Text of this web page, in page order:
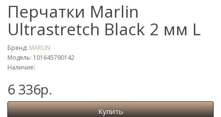
Перчатки Marlin
Ultrastretch Black 2 мм L
Бренд: MARLIN
Модель: 101645790142
Наличие:
6 336р.
Купить